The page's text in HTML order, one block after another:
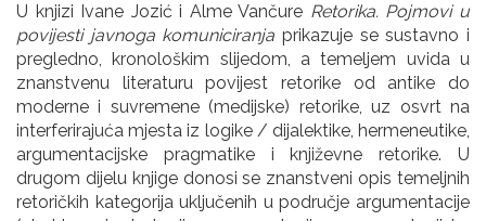
U knjizi Ivane Jozić i Alme Vančure Retorika. Pojmovi u
povijesti javnoga komuniciranja prikazuje se sustavno i
pregledno, kronološkim slijedom, a temeljem uvida u
znanstvenu literaturu povijest retorike od antike do
moderne i suvremene (medijske) retorike, uz osvrt na
interferirajuća mjesta iz logike / dijalektike, hermeneutike,
argumentacijske pragmatike i književne retorike. U
drugom dijelu knjige donosi se znanstveni opis temeljnih
retoričkih kategorija uključenih u područje argumentacije